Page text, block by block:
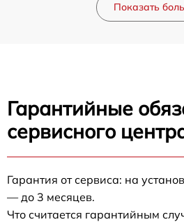
Показать
Гарантийные
сервисного
Гарантия от сервиса: на
— до 3 месяцев.
Что считается гарантийным